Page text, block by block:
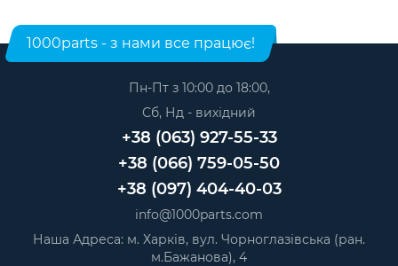
1000parts - з нами все працює!
Пн-Пт з 10:00 до 18:00,
Сб, Нд - вихідний
+38 (063) 927-55-33
+38 (066) 759-05-50
+38 (097) 404-40-03
info@1000parts.com
Наша Адреса: м. Харків, вул. Чорноглазівська (ран.
м.Бажанова), 4